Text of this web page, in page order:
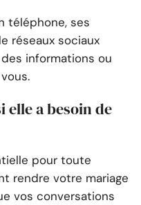
téléphone, ses
réseaux sociaux
informations ou
elle a besoin de
pour toute
rendre votre mariage
vos conversations